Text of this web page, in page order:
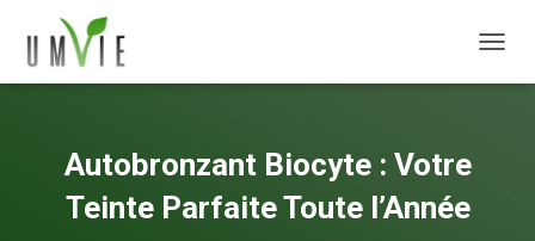
Autobronzant Biocyte : Votre
Teinte Parfaite Toute l’Année